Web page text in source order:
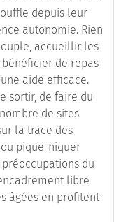
depuis leur
autonomie. Rien
accueillir les
de repas
aide efficace.
sortir, de faire du
de sites
la trace des
pique-niquer
préoccupations du
libre
âgées en profitent